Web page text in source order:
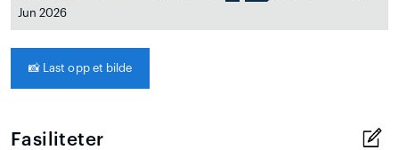
Jun 2026
📸 Last opp et bilde
Fasiliteter